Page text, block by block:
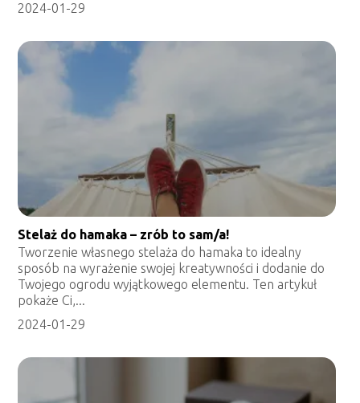
2024-01-29
Stelaż do hamaka – zrób to sam/a!
Tworzenie własnego stelaża do hamaka to idealny
sposób na wyrażenie swojej kreatywności i dodanie do
Twojego ogrodu wyjątkowego elementu. Ten artykuł
pokaże Ci,...
2024-01-29